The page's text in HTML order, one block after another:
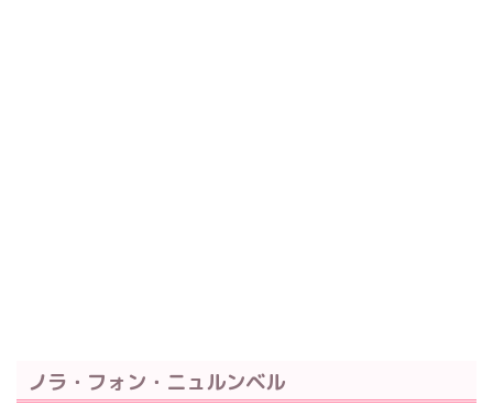
ノラ・フォン・ニュルンベル